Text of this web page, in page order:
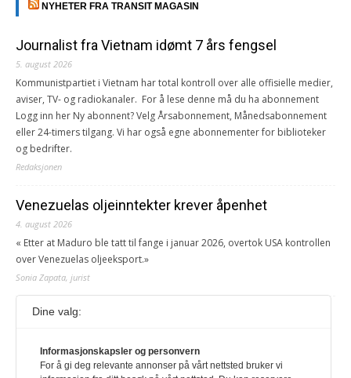
NYHETER FRA TRANSIT MAGASIN
Journalist fra Vietnam idømt 7 års fengsel
5. august 2026
Kommunistpartiet i Vietnam har total kontroll over alle offisielle medier,
aviser, TV- og radiokanaler. For å lese denne må du ha abonnement
Logg inn her Ny abonnent? Velg Årsabonnement, Månedsabonnement
eller 24-timers tilgang. Vi har også egne abonnementer for biblioteker
og bedrifter.
Redaksjonen
Venezuelas oljeinntekter krever åpenhet
4. august 2026
« Etter at Maduro ble tatt til fange i januar 2026, overtok USA kontrollen
over Venezuelas oljeeksport.»
Sonia Zapata, jurist
117,8 millioner er på flukt, en nedgang fra forrige
1. august 2026
Ville ha tilsvart verdens trettende største land i folketall. For å lese
Dine valg:
Informasjonskapsler og personvern
For å gi deg relevante annonser på vårt nettsted bruker vi